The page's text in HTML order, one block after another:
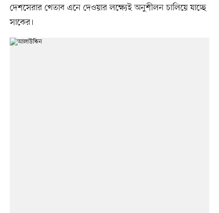
দেশসেরার খেতাব এনে দেওয়ার লক্ষ্যেই অনুশীলন চালিয়ে যাচ্ছে
সাকের।